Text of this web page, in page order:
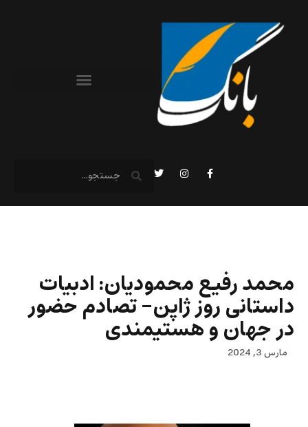
محمد رفیع محمودیان: ادبیات
داستانی روز ژاپن- تصادم حضور
در جهان و هستیمندی
مارس 3, 2024